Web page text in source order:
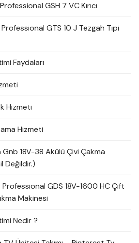
GSH 7 VC Kırıcı
GTS 10 J Tezgah Tipi
Faydaları
Hizmeti
Hizmeti
18V-38 Akülü Çivi Çakma
Değildir.)
GDS 18V-1600 HC Çift
Makinesi
Nedir ?